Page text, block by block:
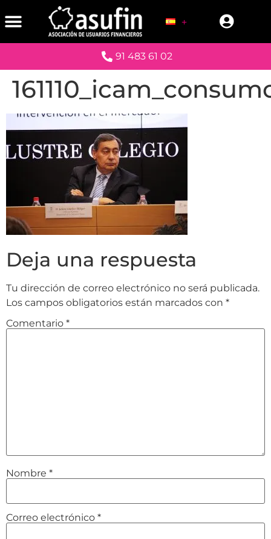
91 483 61 02
Deja una respuesta
Tu dirección de correo electrónico no será publicada.
Los campos obligatorios están marcados con *
Comentario *
Nombre *
Correo electrónico *